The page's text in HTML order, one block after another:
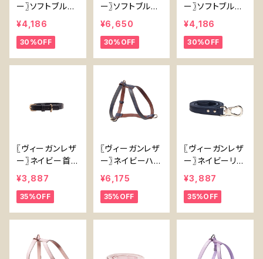
ー〗ソフトブルー
首輪 【Vegan
Leather】 Soft
Blue Collar
¥4,186
30%OFF
ー〗ソフトブルー
ハーネス【Vega
n Leather Soft
Blue Harness】
¥6,650
30%OFF
ー〗ソフトブルー
リード【Vegan L
eather Soft Bl
ue Lead】
¥4,186
30%OFF
〖ヴィーガンレザ
ー〗ネイビー首
輪【Vegan Leat
her】 Navy Col
lar
¥3,887
35%OFF
〖ヴィーガンレザ
ー〗ネイビーハー
ネス【Vegan Le
ather Navy Ha
rness】
¥6,175
35%OFF
〖ヴィーガンレザ
ー〗ネイビーリー
ド【Vegan Leat
her Navy Lea
d】
¥3,887
35%OFF